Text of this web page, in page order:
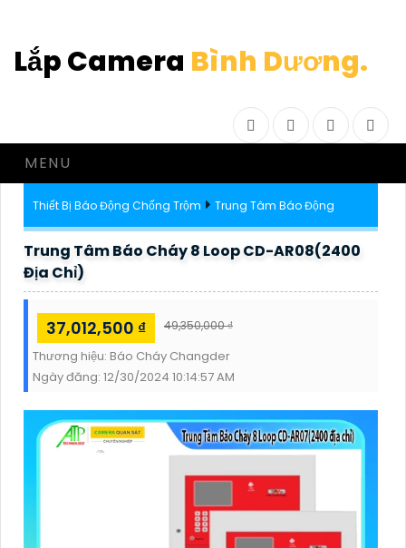
Lắp Camera Bình Dương.
FacebookTwitter Instagram
MENU
Thiết Bị Báo Động Chống Trộm Trung Tâm Báo Động
Trung Tâm Báo Cháy 8 Loop CD-AR08(2400
Địa Chỉ)
37,012,500 ₫ 49,350,000 ₫
Thương hiệu: Báo Cháy Changder
Ngày đăng: 12/30/2024 10:14:57 AM